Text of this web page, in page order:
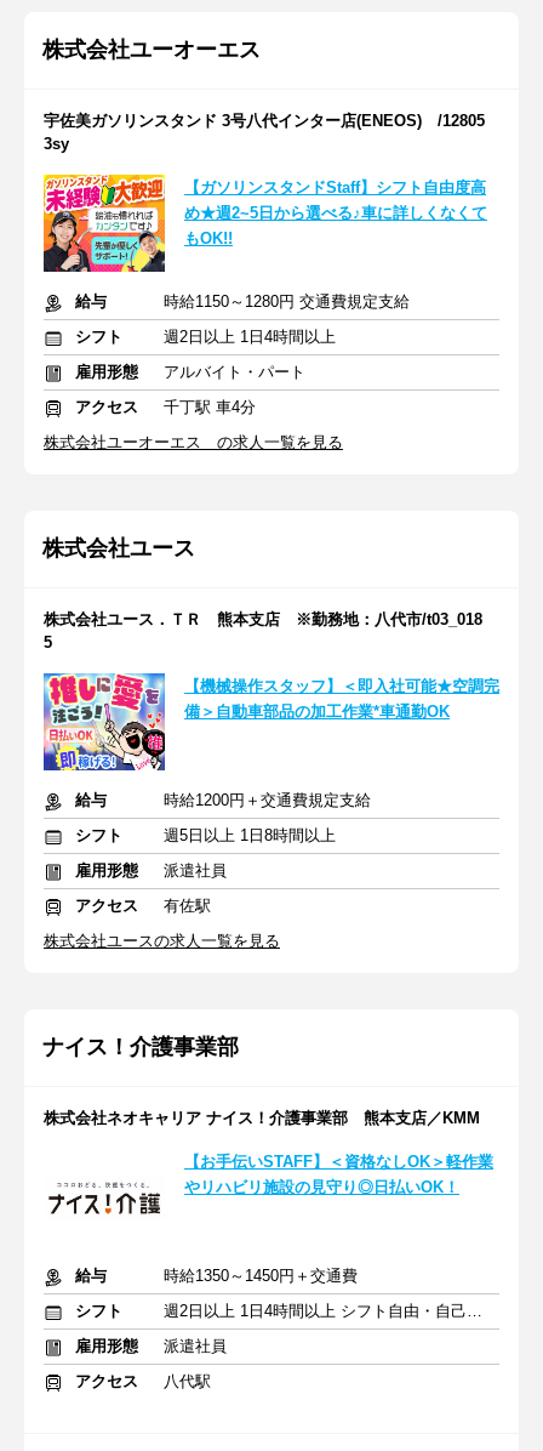
株式会社ユーオーエス
宇佐美ガソリンスタンド 3号八代インター店(ENEOS) /12805
3sy
【ガソリンスタンドStaff】シフト自由度高
め★週2~5日から選べる♪車に詳しくなくて
もOK!!
給与
時給1150～1280円 交通費規定支給
シフト
週2日以上 1日4時間以上
雇用形態
アルバイト・パート
アクセス
千丁駅 車4分
株式会社ユーオーエス の求人一覧を見る
株式会社ユース
株式会社ユース．ＴＲ 熊本支店 ※勤務地：八代市/t03_018
5
【機械操作スタッフ】＜即入社可能★空調完
備＞自動車部品の加工作業*車通勤OK
給与
時給1200円＋交通費規定支給
シフト
週5日以上 1日8時間以上
雇用形態
派遣社員
アクセス
有佐駅
株式会社ユースの求人一覧を見る
ナイス！介護事業部
株式会社ネオキャリア ナイス！介護事業部 熊本支店／KMM
【お手伝いSTAFF】＜資格なしOK＞軽作業
やリハビリ施設の見守り◎日払いOK！
給与
時給1350～1450円＋交通費
シフト
週2日以上 1日4時間以上 シフト自由・自己申告
雇用形態
派遣社員
アクセス
八代駅